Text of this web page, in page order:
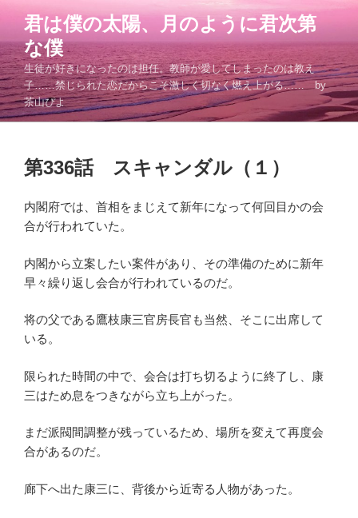
テ
ン
ツ
へ
ス
君は僕の太陽、月のように君次第
な僕
生徒が好きになったのは担任。教師が愛してしまったのは教え
子……禁じられた恋だからこそ激しく切なく燃え上がる…… by
茶山ぴよ
投
稿
第336話 スキャンダル（１）
内閣府では、首相をまじえて新年になって何回目かの会
合が行われていた。
内閣から立案したい案件があり、その準備のために新年
早々繰り返し会合が行われているのだ。
将の父である鷹枝康三官房長官も当然、そこに出席して
いる。
限られた時間の中で、会合は打ち切るように終了し、康
三はため息をつきながら立ち上がった。
まだ派閥間調整が残っているため、場所を変えて再度会
合があるのだ。
廊下へ出た康三に、背後から近寄る人物があった。